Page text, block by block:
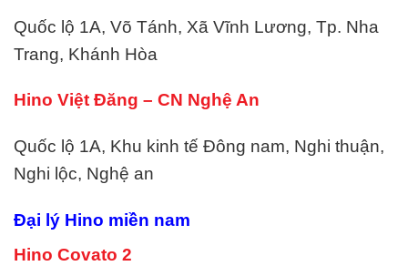
Quốc lộ 1A, Võ Tánh, Xã Vĩnh Lương, Tp. Nha
Trang, Khánh Hòa
Hino Việt Đăng – CN Nghệ An
Quốc lộ 1A, Khu kinh tế Đông nam, Nghi thuận,
Nghi lộc, Nghệ an
Đại lý Hino miền nam
Hino Covato 2